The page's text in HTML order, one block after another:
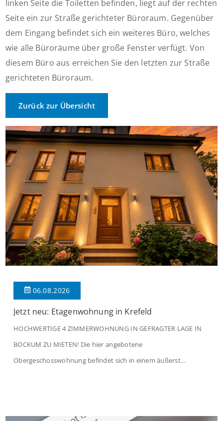
linken Seite die Toiletten befinden, liegt auf der rechten
Seite ein zur Straße gerichteter Büroraum. Gegenüber
dem Eingang befindet sich ein weiteres Büro, welches
wie alle Büroräume über große Fenster verfügt. Von
diesem Büro aus erreichen Sie den letzten zur Straße
gerichteten Büroraum.
Zurück zur Übersicht
06.08.2026
Jetzt neu: Etagenwohnung in Krefeld
HOCHWERTIGE 4 ZIMMERWOHNUNG IN GEFRAGTER LAGE IN
BOCKUM ZU MIETEN! Die hier angebotene
Obergeschosswohnung befindet sich in einem äußerst